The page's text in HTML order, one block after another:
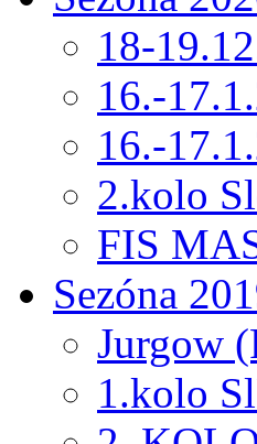
18-
16.-
16.-
2.kolo
FIS
Sezóna
Jurgow
1.kolo